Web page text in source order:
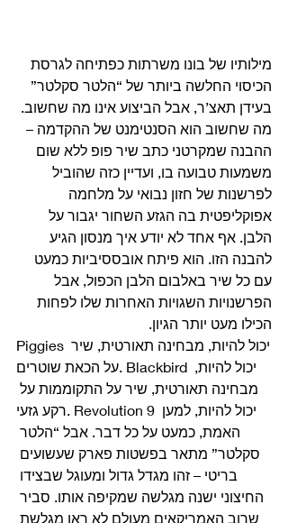
מילותיו של בונו משרתות כפתיחה לגרסת
הכיסוי החלשה ביותר של “הלטר סקלטר”
בעידן תאצ’ר, אבל הביצוע אינו מה שחשוב.
מה שחשוב הוא הסנטימנט של ההקדמה –
ההבנה שמקרטני כתב שיר פופ ללא שום
משמעות טבועה בו, ועדיין כזה שהוביל
לפרשנות של חזון נבואי על מלחמה
אפוקליפטית בה הגזע השחור יגבור על
הלבן. אף אחד לא יודע איך מנסון הגיע
להבנה הזו. הוא פיתח אובססיביות כמעט
עם כל שיר באלבום הלבן הכפול, אבל
הפרשנויות השגויות האחרות שלו לפחות
הכילו מעט יותר הגיון.
Piggies יכול להיות, מבחינה תאורטית, שיר
על הכאת שוטרים. Blackbird יכול להיות,
מבחינה תאורטית, שיר על התקוממות על
רקע גזעי. Revolution 9 יכול להיות, למען
האמת, כמעט על כל דבר. אבל “הלטר
סקלטר” מתאר בפשטות פארק שעשועים
בריטי – זהו מגדל גדול ומעוגל שבצידו
החיצוני ישנה מגלשה שמקיפה אותו. סביר
שרוב האמריקאים מעולם לא ראו מגלשת